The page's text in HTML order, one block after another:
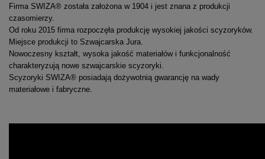
Firma SWIZA® została założona w 1904 i jest znana z produkcji
czasomierzy.
Od roku 2015 firma rozpoczęła produkcję wysokiej jakości scyzoryków.
Miejsce produkcji to Szwajcarska Jura.
Nowoczesny kształt, wysoka jakość materiałów i funkcjonalność
charakteryzują nowe szwajcarskie scyzoryki.
Scyzoryki SWIZA® posiadają dożywotnią gwarancję na wady
materiałowe i fabryczne.